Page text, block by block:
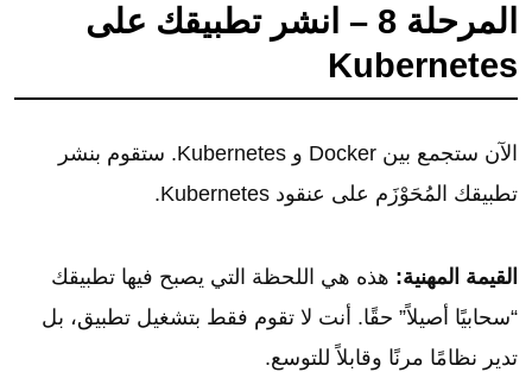
المرحلة 8 – انشر تطبيقك على
Kubernetes
الآن ستجمع بين Docker و Kubernetes. ستقوم بنشر
تطبيقك المُحَوْزَم على عنقود Kubernetes.
القيمة المهنية: هذه هي اللحظة التي يصبح فيها تطبيقك
“سحابيًا أصيلاً” حقًا. أنت لا تقوم فقط بتشغيل تطبيق، بل
تدير نظامًا مرنًا وقابلاً للتوسع.